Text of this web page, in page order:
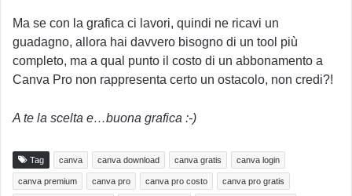
Ma se con la grafica ci lavori, quindi ne ricavi un
guadagno, allora hai davvero bisogno di un tool più
completo, ma a qual punto il costo di un abbonamento a
Canva Pro non rappresenta certo un ostacolo, non credi?!
A te la scelta e…buona grafica :-)
Tag canva canva download canva gratis canva login
canva premium canva pro canva pro costo canva pro gratis